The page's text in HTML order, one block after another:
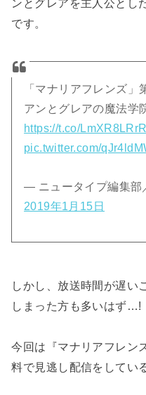
ンとグレアを主人公とし
です。
「マナリアフレンズ」
アンとグレアの魔法学
https://t.co/
pic.twitter.com/
— ニュータイプ編集部
2019年1月15日
しかし、放送時間が遅い
しまった方も多いはず…!
今回は『マナリアフレン
料で見逃し配信をしてい